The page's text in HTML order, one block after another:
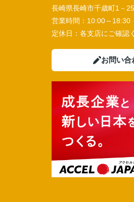
長崎県長崎市千歳町1－25
営業時間： 10:00～18:30
定休日： 各支店にご確認
お問い合